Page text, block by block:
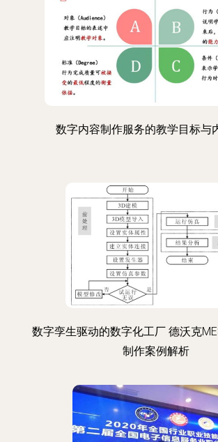
数字内容制作服务的教学目标与
数字孪生驱动的数字化工厂 德沃克
制作案例解析